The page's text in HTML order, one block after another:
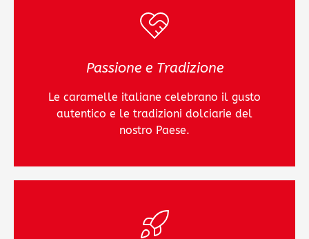
Passione e Tradizione
Le caramelle italiane celebrano il gusto
autentico e le tradizioni dolciarie del
nostro Paese.